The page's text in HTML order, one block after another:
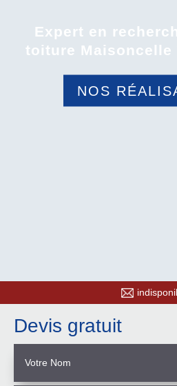
Expert en
toiture Maisoncelle
NOS
Devis gratuit